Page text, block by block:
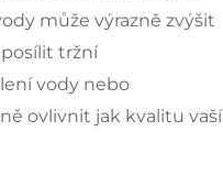
může výrazně zvýšit
tržní
vody nebo
ovlivnit jak kvalitu vaší